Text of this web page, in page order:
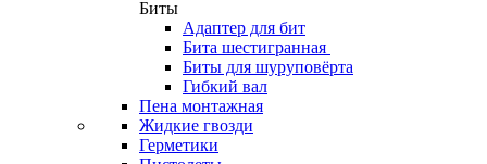
Биты
Адаптер для бит
Бита шестигранная
Биты для шуруповёрта
Гибкий вал
Пена монтажная
Жидкие гвозди
Герметики